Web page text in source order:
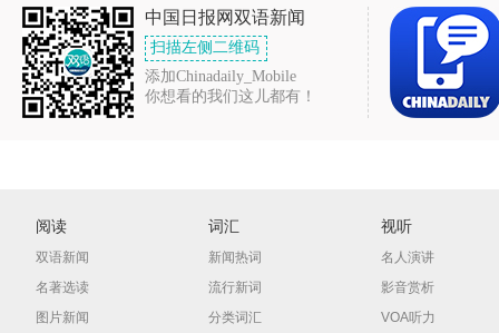
中国日报网双语新闻
扫描左侧二维码
添加Chinadaily_Mobile
你想看的我们这儿都有！
阅读
双语新闻
名著选读
图片新闻
词汇
新闻热词
流行新词
分类词汇
视听
名人演讲
影音赏析
VOA听力